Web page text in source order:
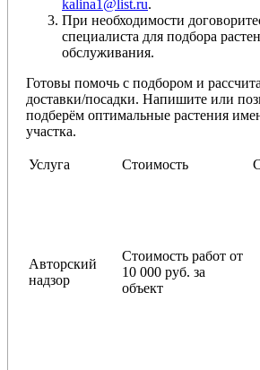
kalina1@list.ru.
При необходимости
специалиста для подбора
обслуживания.
Готовы помочь с подбором и
доставки/посадки. Напишите или
подберём оптимальные растения
участка.
Услуга Стоимость
Авторский
надзор
Стоимость работ от
10 000 руб. за
объект